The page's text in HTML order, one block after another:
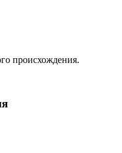
происхождения.